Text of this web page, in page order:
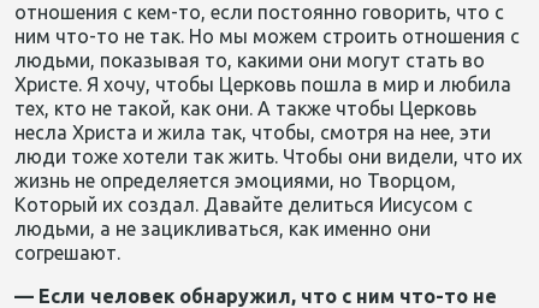
отношения с кем-то, если постоянно говорить, что с
ним что-то не так. Но мы можем строить отношения с
людьми, показывая то, какими они могут стать во
Христе. Я хочу, чтобы Церковь пошла в мир и любила
тех, кто не такой, как они. А также чтобы Церковь
несла Христа и жила так, чтобы, смотря на нее, эти
люди тоже хотели так жить. Чтобы они видели, что их
жизнь не определяется эмоциями, но Творцом,
Который их создал. Давайте делиться Иисусом с
людьми, а не зацикливаться, как именно они
согрешают.
— Если человек обнаружил, что с ним что-то не